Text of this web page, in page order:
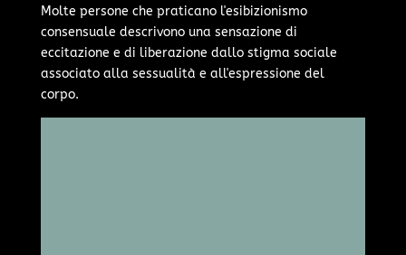
Molte persone che praticano l'esibizionismo
consensuale descrivono una sensazione di
eccitazione e di liberazione dallo stigma sociale
associato alla sessualità e all'espressione del
corpo.